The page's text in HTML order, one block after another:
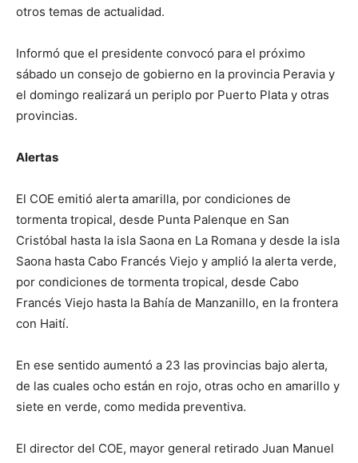
otros temas de actualidad.
Informó que el presidente convocó para el próximo
sábado un consejo de gobierno en la provincia Peravia y
el domingo realizará un periplo por Puerto Plata y otras
provincias.
Alertas
El COE emitió alerta amarilla, por condiciones de
tormenta tropical, desde Punta Palenque en San
Cristóbal hasta la isla Saona en La Romana y desde la isla
Saona hasta Cabo Francés Viejo y amplió la alerta verde,
por condiciones de tormenta tropical, desde Cabo
Francés Viejo hasta la Bahía de Manzanillo, en la frontera
con Haití.
En ese sentido aumentó a 23 las provincias bajo alerta,
de las cuales ocho están en rojo, otras ocho en amarillo y
siete en verde, como medida preventiva.
El director del COE, mayor general retirado Juan Manuel